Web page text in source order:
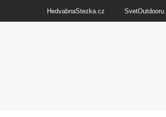
HedvabnaStezka.cz